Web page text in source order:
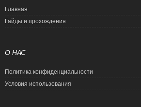
Главная
Гайды и прохождения
О НАС
Политика конфиденциальности
Условия использования